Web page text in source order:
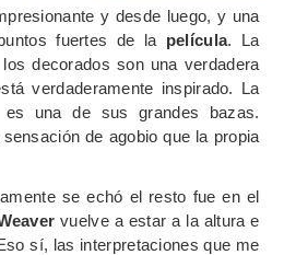
y desde luego, y una
fuertes de la película. La
decorados son una verdadera
verdaderamente inspirado. La
es una de sus grandes bazas.
de agobio que la propia
se echó el resto fue en el
vuelve a estar a la altura e
sí, las interpretaciones que me